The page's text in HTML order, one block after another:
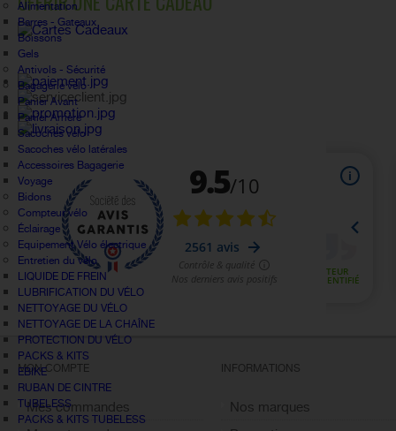
Alimentation
Barres - Gateaux
Boissons
Gels
Antivols - Sécurité
Bagagerie vélo
Panier Avant
Panier Arrière
Sacoches vélo
Sacoches vélo latérales
Accessoires Bagagerie
Voyage
Bidons
Compteur vélo
Éclairage
Equipement Vélo électrique
Entretien du vélo
LIQUIDE DE FREIN
LUBRIFICATION DU VÉLO
NETTOYAGE DU VÉLO
NETTOYAGE DE LA CHAÎNE
PROTECTION DU VÉLO
PACKS & KITS
EBIKE
RUBAN DE CINTRE
TUBELESS
PACKS & KITS TUBELESS
MON COMPTE
Mes commandes
INFORMATIONS
Nos marques